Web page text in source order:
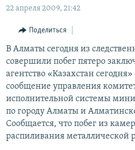
навигации
Вернутся
поиску
УЗБЕКИСТАН
ТАДЖИКИСТАН
НА ДРУГИХ ЯЗЫКАХ
ҚАЗАҚША
КЫРГЫЗЧА
ЎЗБЕКЧА
ТОҶИКӢ
TÜRKMENÇE
Все сайты РСЕ/РС
22 апреля 2009, 21:42
Поделиться
В Алматы сегодня из
совершили побег пятеро
агентство «Казахстан
сообщение управления
исполнительной системы
по городу Алматы и
Сообщается, что побег из
распиливания металлической